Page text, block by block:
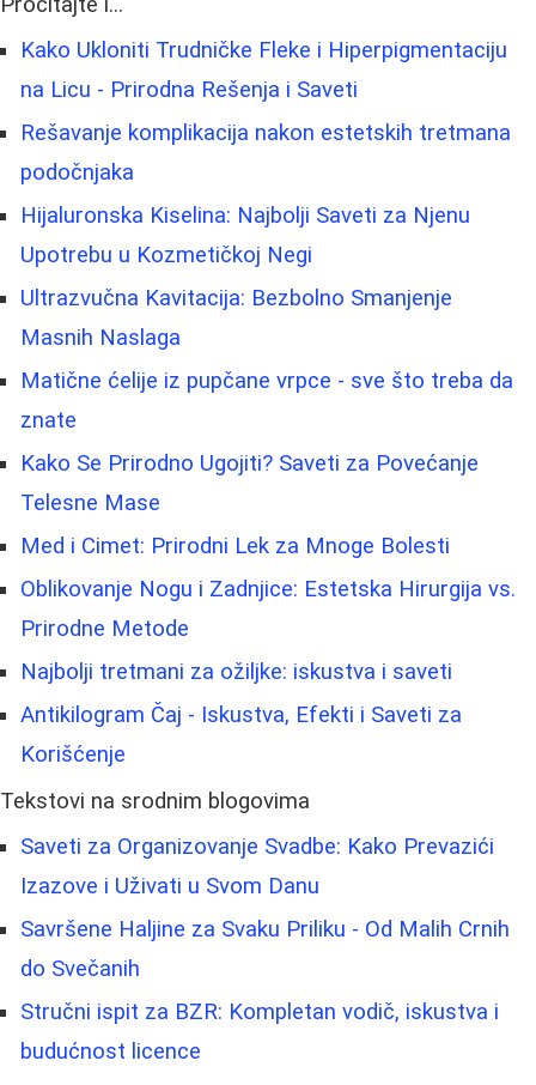
Kako Ukloniti Trudničke Fleke i Hiperpigmentaciju
na Licu - Prirodna Rešenja i Saveti
Rešavanje komplikacija nakon estetskih tretmana
podočnjaka
Hijaluronska Kiselina: Najbolji Saveti za Njenu
Upotrebu u Kozmetičkoj Negi
Ultrazvučna Kavitacija: Bezbolno Smanjenje
Masnih Naslaga
Matične ćelije iz pupčane vrpce - sve što treba da
znate
Kako Se Prirodno Ugojiti? Saveti za Povećanje
Telesne Mase
Med i Cimet: Prirodni Lek za Mnoge Bolesti
Oblikovanje Nogu i Zadnjice: Estetska Hirurgija vs.
Prirodne Metode
Najbolji tretmani za ožiljke: iskustva i saveti
Antikilogram Čaj - Iskustva, Efekti i Saveti za
Korišćenje
Tekstovi na srodnim blogovima
Saveti za Organizovanje Svadbe: Kako Prevazići
Izazove i Uživati u Svom Danu
Savršene Haljine za Svaku Priliku - Od Malih Crnih
do Svečanih
Stručni ispit za BZR: Kompletan vodič, iskustva i
budućnost licence